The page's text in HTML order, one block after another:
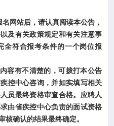
网站后，请认真阅读本公告，
及有关政策规定和有关注意事
全符合报考条件的一个岗位报
容有不清楚的，可拨打本公告
控中心咨询，并如实填写相关
员最终资格审查合格。应聘人
由省疾控中心负责的面试资格
核确认的结果最终确定。